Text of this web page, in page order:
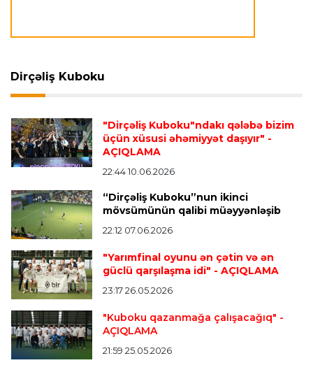
"Reyncers" uduzdu, ÇSKA-dan inamlı qələbə
Transfer
İngiltərə P.L. 23:14 06.08.2026
Alexandre Pato İngiltərə klubunun prezidenti
Transfer 23:08 06.08.2026
"Qalatasaray" Leaunun alternativini "Arsenal"da
tapdı
Offside 23:04 06.08.2026
Çimərlik voleybolu üzrə ölkə çempionatında
finalçılar müəyyənləşdi
Dirçəliş Kuboku
"Dirçəliş Kuboku"ndakı qələbə bizim
üçün xüsusi əhəmiyyət daşıyır" -
AÇIQLAMA
22:44 10.06.2026
“Dirçəliş Kuboku”nun ikinci
mövsümünün qalibi müəyyənləşib
22:12 07.06.2026
"Yarımfinal oyunu ən çətin və ən
güclü qarşılaşma idi" - AÇIQLAMA
23:17 26.05.2026
"Kuboku qazanmağa çalışacağıq" -
AÇIQLAMA
21:59 25.05.2026